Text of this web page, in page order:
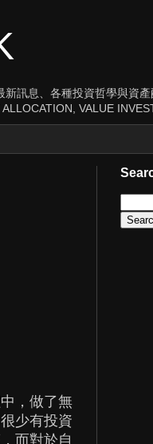
訊息、各種投資哲學與資
VALUE
，做了無
少有投資
而對於自